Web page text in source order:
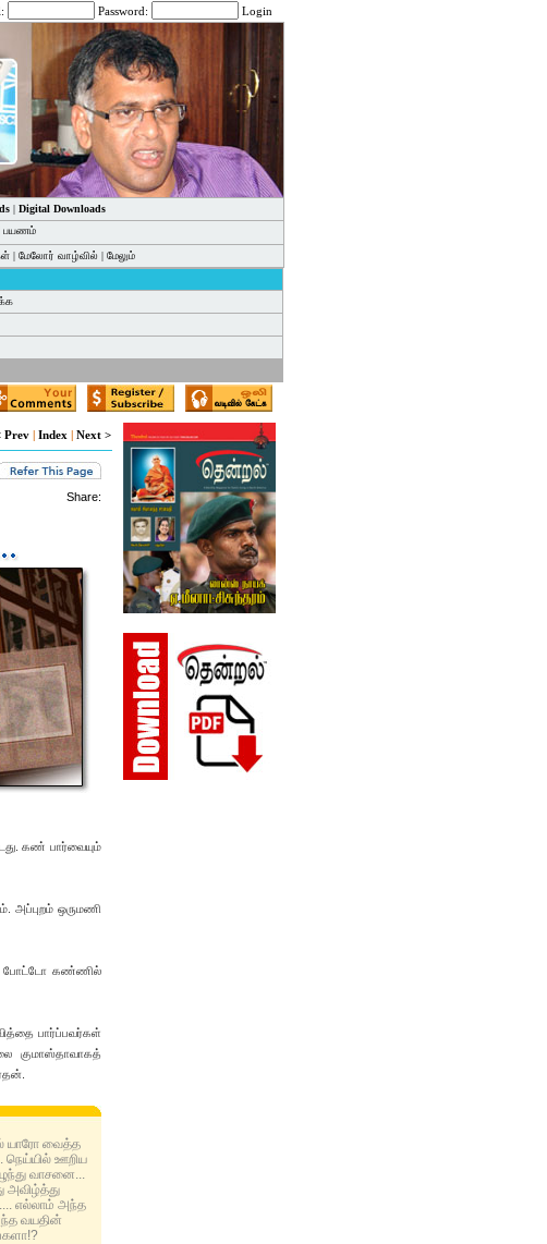
Password: Login
| Digital Downloads
பயணம்
| மேலோர் வாழ்வில் | மேலும்
Prev | Index | Next >
Share:
கண் பார்வையும்
அப்புறம் ஒருமணி
போட்டோ கண்ணில்
பார்ப்பவர்கள்
குமாஸ்தாவாகத்
யாரோ வைத்த
நெய்யில் ஊறிய
வாசனை...
அவிழ்த்து
எல்லாம் அந்த
வயதின்